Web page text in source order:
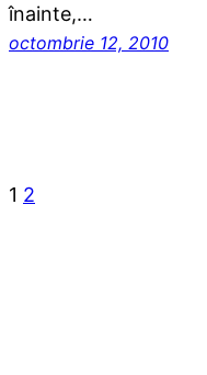
înainte,…
octombrie 12, 2010
1 2